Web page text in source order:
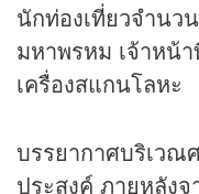
นักท่องเที่ยวจำนว
มหาพรหม เจ้าหน้
เครื่องสแกนโลหะ
บรรยากาศบริเวณ
ประสงค์ ภายหลัง